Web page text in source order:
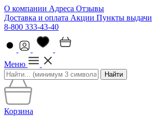
О компании Адреса Отзывы
Доставка и оплата Акции Пункты выдачи
8-800 333-43-40
Меню
Найти
Корзина